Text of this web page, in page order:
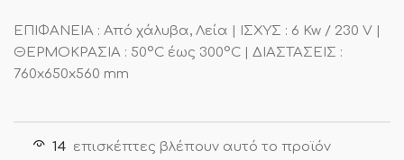
ΕΠΙΦΑΝΕΙΑ : Από χάλυβα, Λεία | ΙΣΧΥΣ : 6 Kw / 230 V |
ΘΕΡΜΟΚΡΑΣΙΑ : 50°C έως 300°C | ΔΙΑΣΤΑΣΕΙΣ :
760x650x560 mm
14 επισκέπτες βλέπουν αυτό το προϊόν